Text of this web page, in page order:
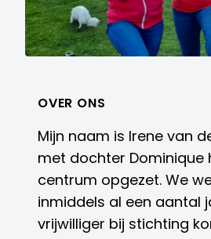
OVER ONS
Mijn naam is Irene van
met dochter Dominique
centrum opgezet. We
inmiddels al een aantal
vrijwilliger bij stichting